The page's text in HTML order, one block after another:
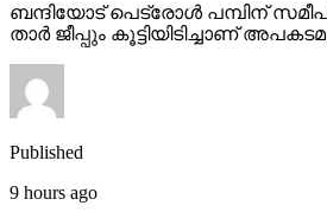
ബന്ദിയോട് പെട്രോള്‍ പമ്പിന്
താര്‍ ജീപ്പും കൂട്ടിയിടിച്ചാണ്
Published
9 hours ago